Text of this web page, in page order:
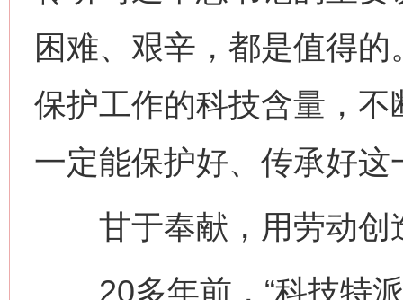
困难、艰辛，都是值得
保护工作的科技含量，
一定能保护好、传承好
甘于奉献，用劳动创
20多年前，“科技特派